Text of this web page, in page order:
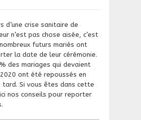
d’une crise sanitaire de
n’est pas chose aisée, c’est
futurs mariés ont
la date de leur cérémonie.
des mariages qui devaient
ont été repoussés en
tard. Si vous êtes dans cette
nos conseils pour reporter